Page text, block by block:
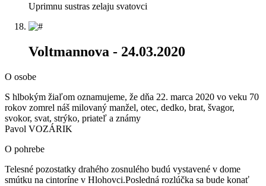
Uprimnu sustras zelaju svatovci
Voltmannova - 24.03.2020
O osobe
S hlbokým žiaľom oznamujeme, že dňa 22. marca 2020 vo veku 70
rokov zomrel náš milovaný manžel, otec, dedko, brat, švagor,
svokor, svat, strýko, priateľ a známy
Pavol VOZÁRIK
O pohrebe
Telesné pozostatky drahého zosnulého budú vystavené v dome
smútku na cintoríne v Hlohovci.Posledná rozlúčka sa bude konať